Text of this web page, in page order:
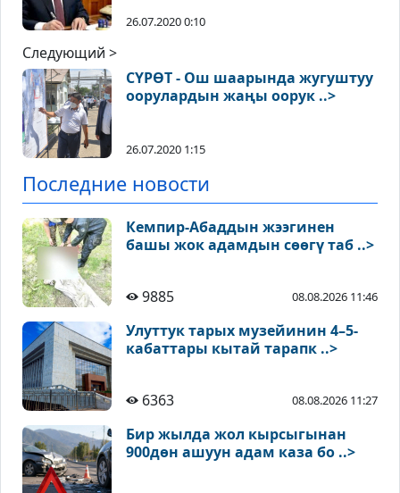
26.07.2020 0:10
Следующий >
СҮРӨТ - Ош шаарында жугуштуу
оорулардын жаңы оорук ..>
26.07.2020 1:15
Последние новости
Кемпир-Абаддын жээгинен
башы жок адамдын сөөгү таб ..>
9885 08.08.2026 11:46
Улуттук тарых музейинин 4–5-
кабаттары кытай тарапк ..>
6363 08.08.2026 11:27
Бир жылда жол кырсыгынан
900дөн ашуун адам каза бо ..>